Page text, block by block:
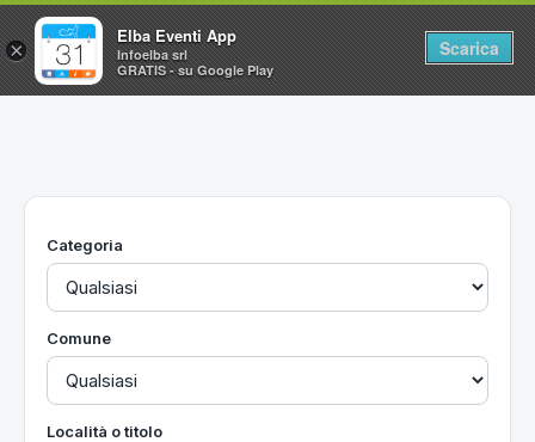
Home
Utilità
Categoria
Comune
Località o titolo
×
Elba Eventi App
Infoelba srl
GRATIS - su Google Play
Scarica